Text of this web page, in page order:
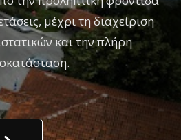
μέχρι τη διαχείριση
και την πλήρη